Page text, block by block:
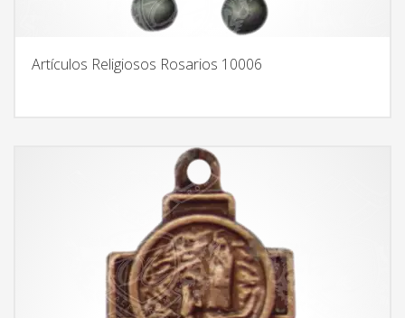
Artículos Religiosos Rosarios 10006